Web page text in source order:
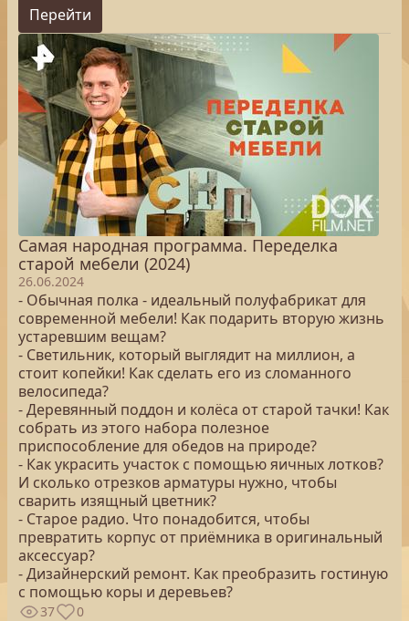
Перейти
Самая народная программа. Переделка
старой мебели (2024)
26.06.2024
- Обычная полка - идеальный полуфабрикат для
современной мебели! Как подарить вторую жизнь
устаревшим вещам?
- Светильник, который выглядит на миллион, а
стоит копейки! Как сделать его из сломанного
велосипеда?
- Деревянный поддон и колёса от старой тачки! Как
собрать из этого набора полезное
приспособление для обедов на природе?
- Как украсить участок с помощью яичных лотков?
И сколько отрезков арматуры нужно, чтобы
сварить изящный цветник?
- Старое радио. Что понадобится, чтобы
превратить корпус от приёмника в оригинальный
аксессуар?
- Дизайнерский ремонт. Как преобразить гостиную
с помощью коры и деревьев?
37 0